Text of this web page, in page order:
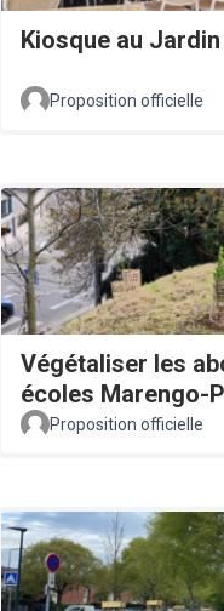
Kiosque au
Proposition officielle
Végétaliser les
écoles Marengo-
Proposition officielle